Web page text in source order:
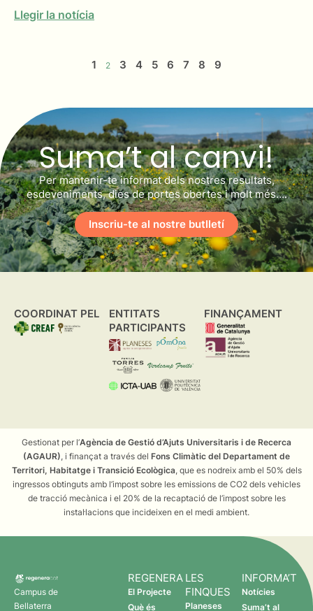
Llegir la notícia
1 2 3 4 5 6 7 8 9
Suma’t al canvi!
Per mantenir-te informat dels nostres resultats,
esdeveniments, dies de portes obertes i molt més….
Inscriu-te al nostre butlletí
COORDINAT PEL
ENTITATS
PARTICIPANTS
FINANÇAMENT
Gestionat per l’Agència de Gestió d’Ajuts Universitaris i de Recerca
(AGAUR) , i finançat a través del Fons Climàtic del Departament de
Territori, Habitatge i Transició Ecològica , que es nodreix amb el 50% dels
ingressos obtinguts amb l’impost sobre les emissions de CO2 dels vehicles
de tracció mecànica i el 20% de la recaptació de l’impost sobre les
instal·lacions que incideixen en el medi ambient.
Campus de
Bellaterra
REGENERA
El Projecte
Què és
LES
FINQUES
Planeses
INFORMA’T
Notícies
Suma’t al